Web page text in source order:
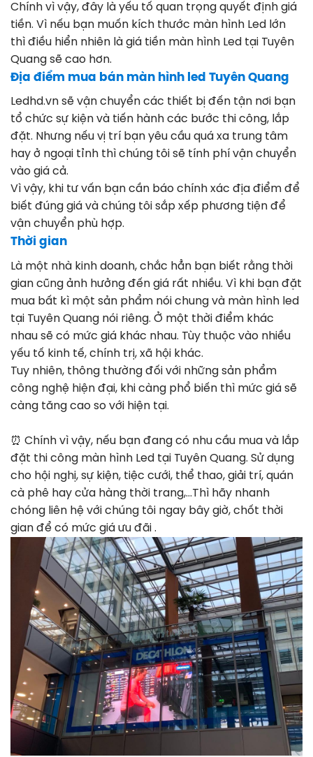
Chính vì vậy, đây là yếu tố quan trọng quyết định giá
tiền. Vì nếu bạn muốn kích thước màn hình Led lớn
thì điều hiển nhiên là giá tiền màn hình Led tại Tuyên
Quang sẽ cao hơn.
Địa điểm mua bán màn hình led Tuyên Quang
Ledhd.vn sẽ vận chuyển các thiết bị đến tận nơi bạn
tổ chức sự kiện và tiến hành các bước thi công, lắp
đặt. Nhưng nếu vị trí bạn yêu cầu quá xa trung tâm
hay ở ngoại tỉnh thì chúng tôi sẽ tính phí vận chuyển
vào giá cả.
Vì vậy, khi tư vấn bạn cần báo chính xác địa điểm để
biết đúng giá và chúng tôi sắp xếp phương tiện để
vận chuyển phù hợp.
Thời gian
Là một nhà kinh doanh, chắc hẳn bạn biết rằng thời
gian cũng ảnh hưởng đến giá rất nhiều. Vì khi bạn đặt
mua bất kì một sản phẩm nói chung và màn hình led
tại Tuyên Quang nói riêng. Ở một thời điểm khác
nhau sẽ có mức giá khác nhau. Tùy thuộc vào nhiều
yếu tố kinh tế, chính trị, xã hội khác.
Tuy nhiên, thông thường đối với những sản phẩm
công nghệ hiện đại, khi càng phổ biến thì mức giá sẽ
càng tăng cao so với hiện tại.
⏰ Chính vì vậy, nếu bạn đang có nhu cầu mua và lắp
đặt thi công màn hình Led tại Tuyên Quang. Sử dụng
cho hội nghị, sự kiện, tiệc cưới, thể thao, giải trí, quán
cà phê hay cửa hàng thời trang,…Thì hãy nhanh
chóng liên hệ với chúng tôi ngay bây giờ, chốt thời
gian để có mức giá ưu đãi .